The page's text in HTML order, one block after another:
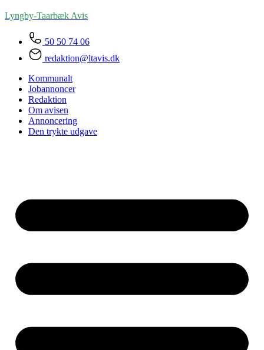
Lyngby-TaarbækAvis
50 50 74 06
redaktion@ltavis.dk
Kommunalt
Jobannoncer
Redaktion
Om avisen
Annoncering
Den trykte udgave